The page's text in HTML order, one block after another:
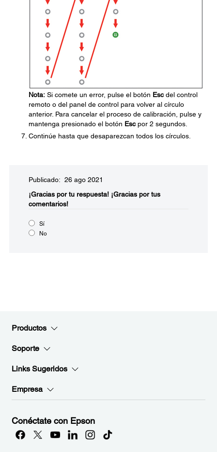
Nota: Si comete un error, pulse el botón Escdel control
remoto o del panel de control para volver al círculo
anterior. Para cancelar el proceso de calibración, pulse y
mantenga presionado el botón Escpor 2 segundos.
Continúe hasta que desaparezcan todos los círculos.
Publicado: 26 ago 2021
¡Gracias por tu respuesta! ¡Gracias por tus
comentarios!
Sí
No
Productos
Soporte
Links Sugeridos
Empresa
Conéctate con Epson